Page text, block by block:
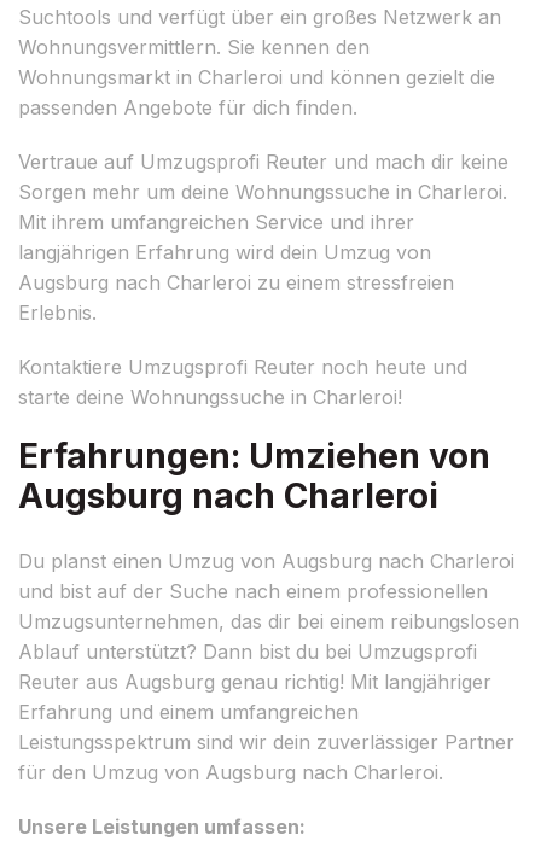
Suchtools und verfügt über ein großes Netzwerk an
Wohnungsvermittlern. Sie kennen den
Wohnungsmarkt in Charleroi und können gezielt die
passenden Angebote für dich finden.
Vertraue auf Umzugsprofi Reuter und mach dir keine
Sorgen mehr um deine Wohnungssuche in Charleroi.
Mit ihrem umfangreichen Service und ihrer
langjährigen Erfahrung wird dein Umzug von
Augsburg nach Charleroi zu einem stressfreien
Erlebnis.
Kontaktiere Umzugsprofi Reuter noch heute und
starte deine Wohnungssuche in Charleroi!
Erfahrungen: Umziehen von
Augsburg nach Charleroi
Du planst einen Umzug von Augsburg nach Charleroi
und bist auf der Suche nach einem professionellen
Umzugsunternehmen, das dir bei einem reibungslosen
Ablauf unterstützt? Dann bist du bei Umzugsprofi
Reuter aus Augsburg genau richtig! Mit langjähriger
Erfahrung und einem umfangreichen
Leistungsspektrum sind wir dein zuverlässiger Partner
für den Umzug von Augsburg nach Charleroi.
Unsere Leistungen umfassen: